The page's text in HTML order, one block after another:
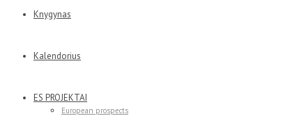
Knygynas
Kalendorius
ES PROJEKTAI
European prospects